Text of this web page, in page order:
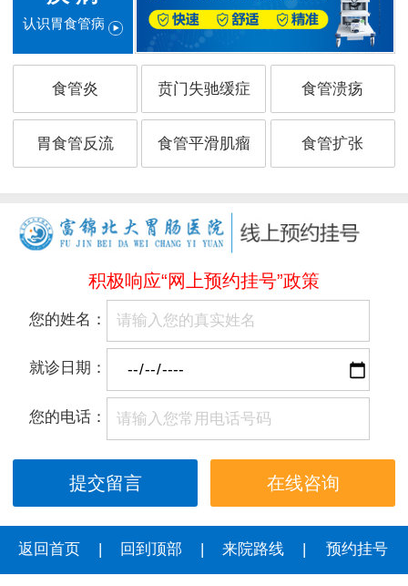
认识胃食管病
食管炎 贲门失驰缓症 食管溃疡
胃食管反流 食管平滑肌瘤 食管扩张
积极响应“网上预约挂号”政策
您的姓名：
就诊日期：
您的电话：
在线咨询
返回首页 回到顶部 来院路线 预约挂号